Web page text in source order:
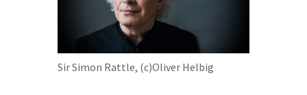
Sir Simon Rattle, (c)Oliver Helbig